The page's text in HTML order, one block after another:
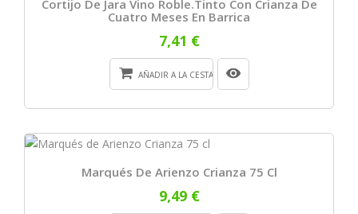
Cortijo De Jara Vino Roble.tinto Con Crianza De
Cuatro Meses En Barrica
7,41 €
AÑADIR A LA CESTA
Marqués De Arienzo Crianza 75 Cl
9,49 €